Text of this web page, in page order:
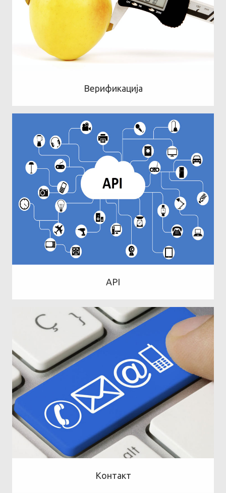
Верификација
API
Контакт